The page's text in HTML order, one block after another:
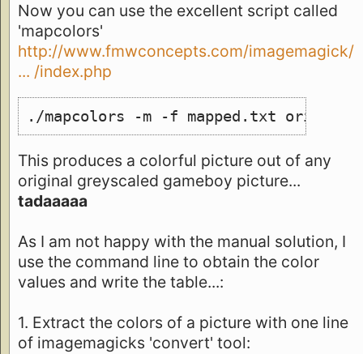
Now you can use the excellent script called
'mapcolors'
http://www.fmwconcepts.com/imagemagick/
... /index.php
./mapcolors -m -f mapped.txt
This produces a colorful picture out of any
original greyscaled gameboy picture...
tadaaaaa
As I am not happy with the manual solution, I
use the command line to obtain the color
values and write the table...:
1. Extract the colors of a picture with one line
of imagemagicks 'convert' tool: